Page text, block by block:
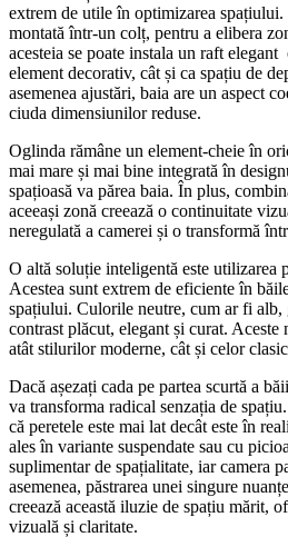
extrem de utile în optimizarea
montată într-un colț, pentru a elibera
acesteia se poate instala un raft elegant
element decorativ, cât și ca spațiu de
asemenea ajustări, baia are un aspect
ciuda dimensiunilor reduse.
Oglinda rămâne un element-cheie în
mai mare și mai bine integrată în
spațioasă va părea baia. În plus,
aceeași zonă creează o continuitate
neregulată a camerei și o transformă
O altă soluție inteligentă este utilizarea
Acestea sunt extrem de eficiente în
spațiului. Culorile neutre, cum ar fi alb,
contrast plăcut, elegant și curat. Aceste
atât stilurilor moderne, cât și celor
Dacă așezați cada pe partea scurtă a
va transforma radical senzația de
că peretele este mai lat decât este în
ales în variante suspendate sau cu
suplimentar de spațialitate, iar camera
asemenea, păstrarea unei singure
creează această iluzie de spațiu mărit,
vizuală și claritate.